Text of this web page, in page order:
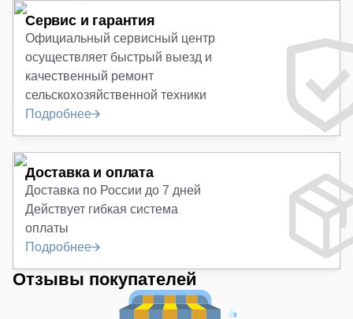
Сервис и гарантия
Официальный сервисный центр
осуществляет быстрый выезд и
качественный ремонт
сельскохозяйственной техники
Подробнее
Доставка и оплата
Доставка по России до 7 дней
Действует гибкая система
оплаты
Подробнее
Отзывы покупателей